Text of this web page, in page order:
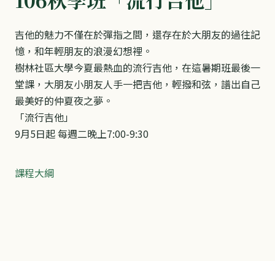
吉他的魅力不僅在於彈指之間，還存在於大朋友的過往記
憶，和年輕朋友的浪漫幻想裡。
樹林社區大學今夏最熱血的流行吉他，在這暑期班最後一
堂課，大朋友小朋友人手一把吉他，輕撥和弦，譜出自己
最美好的仲夏夜之夢。
「流行吉他」
9月5日起 每週二晚上7:00-9:30
課程大綱